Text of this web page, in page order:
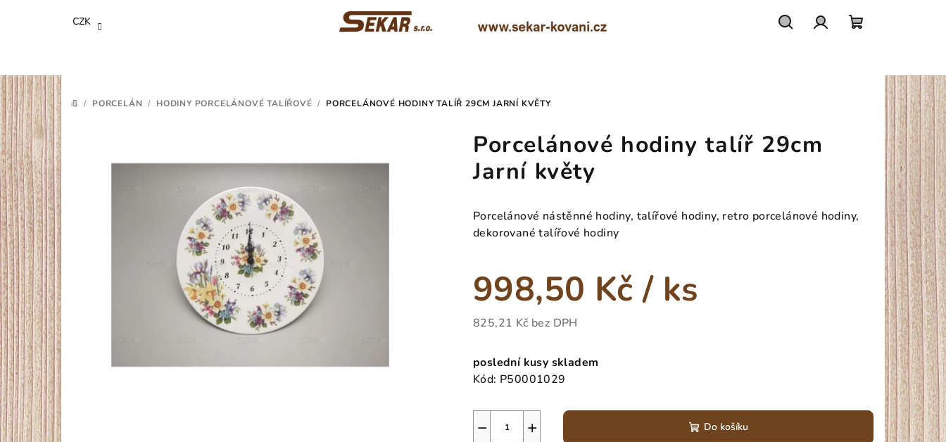
CZK
košík
DOMŮ
/ PORCELÁN / HODINY PORCELÁNOVÉ TALÍŘOVÉ / PORCELÁNOVÉ HODINY TALÍŘ 29CM JARNÍ KVĚTY
Porcelánové hodiny talíř 29cm
Jarní květy
Porcelánové nástěnné hodiny, talířové hodiny, retro porcelánové hodiny,
dekorované talířové hodiny
998,50 Kč/ ks
825,21 Kč bez DPH
cena:
poslední kusy skladem
Kód: P50001029
+
− Do košíku